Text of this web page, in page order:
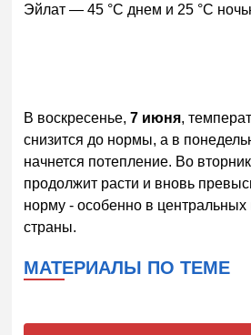
Эйлат — 45 °C днем и 25 °C
В воскресенье,7 июня,
снизится до нормы, а в
начнется потепление. Во
продолжит расти и вновь
норму - особенно в
страны.
МАТЕРИАЛЫ ПО ТЕМЕ